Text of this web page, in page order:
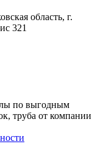
область, г.
321
по выгодным
труба от компании